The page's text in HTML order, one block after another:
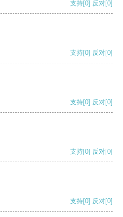
支持[0] 反对[0]
支持[0] 反对[0]
支持[0] 反对[0]
支持[0] 反对[0]
支持[0] 反对[0]